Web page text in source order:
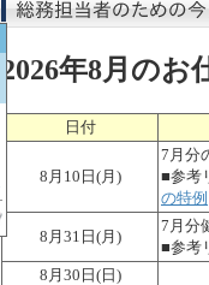
2026年8月の
日付
8月10日(月)
7月分
■参考
の特例
8月31日(月)
7月分
■参考
8月30日(日)